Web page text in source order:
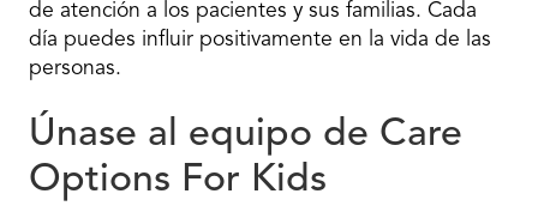
de atención a los pacientes y sus familias. Cada
día puedes influir positivamente en la vida de las
personas.
Únase al equipo de Care
Options For Kids